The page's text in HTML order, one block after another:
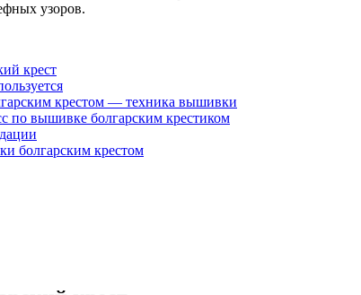
узоров.
крест
крестом — техника вышивки
по вышивке болгарским крестиком
болгарским крестом